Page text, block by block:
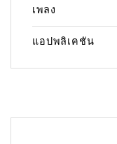
เพลง
แอปพลิเคชัน